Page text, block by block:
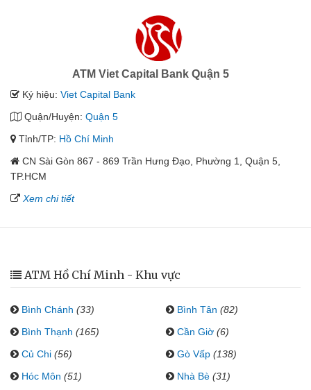
ATM Viet Capital Bank Quận 5
Ký hiệu: Viet Capital Bank
Quận/Huyện: Quận 5
Tỉnh/TP: Hồ Chí Minh
CN Sài Gòn 867 - 869 Trần Hưng Đạo, Phường 1, Quận 5,
TP.HCM
Xem chi tiết
ATM Hồ Chí Minh - Khu vực
Bình Chánh (33) Bình Tân (82)
Bình Thạnh (165) Cần Giờ (6)
Củ Chi (56) Gò Vấp (138)
Hóc Môn (51) Nhà Bè (31)